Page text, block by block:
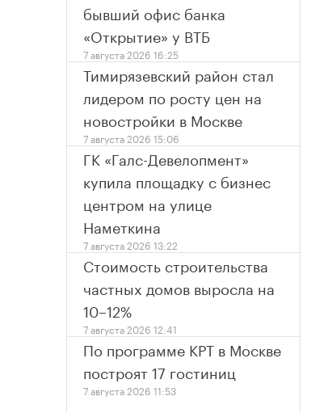
бывший офис банка
«Открытие» у ВТБ
7 августа 2026 16:25
Тимирязевский район стал
лидером по росту цен на
новостройки в Москве
7 августа 2026 15:06
ГК «Галс-Девелопмент»
купила площадку с бизнес
центром на улице
Наметкина
7 августа 2026 13:22
Стоимость строительства
частных домов выросла на
10–12%
7 августа 2026 12:41
По программе КРТ в Москве
построят 17 гостиниц
7 августа 2026 11:53